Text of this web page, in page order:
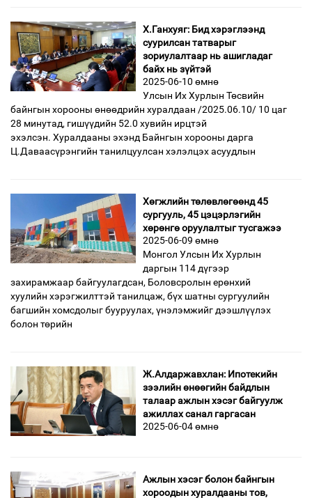
Х.Ганхуяг: Бид хэрэглээнд
суурилсан татварыг
зориулалтаар нь ашигладаг
байх нь зүйтэй
2025-06-10 өмнө
Улсын Их Хурлын Төсвийн
байнгын хорооны өнөөдрийн хуралдаан /2025.06.10/ 10 цаг
28 минутад, гишүүдийн 52.0 хувийн ирцтэй
эхэлсэн. Хуралдааны эхэнд Байнгын хорооны дарга
Ц.Даваасүрэнгийн танилцуулсан хэлэлцэх асуудлын
Хөгжлийн төлөвлөгөөнд 45
сургууль, 45 цэцэрлэгийн
хөрөнгө оруулалтыг тусгажээ
2025-06-09 өмнө
Монгол Улсын Их Хурлын
даргын 114 дүгээр
захирамжаар байгуулагдсан, Боловсролын ерөнхий
хуулийн хэрэгжилттэй танилцаж, бүх шатны сургуулийн
багшийн хомсдолыг бууруулах, үнэлэмжийг дээшлүүлэх
болон төрийн
Ж.Алдаржавхлан: Ипотекийн
зээлийн өнөөгийн байдлын
талаар ажлын хэсэг байгуулж
ажиллах санал гаргасан
2025-06-04 өмнө
Ажлын хэсэг болон байнгын
хороодын хуралдааны тов,